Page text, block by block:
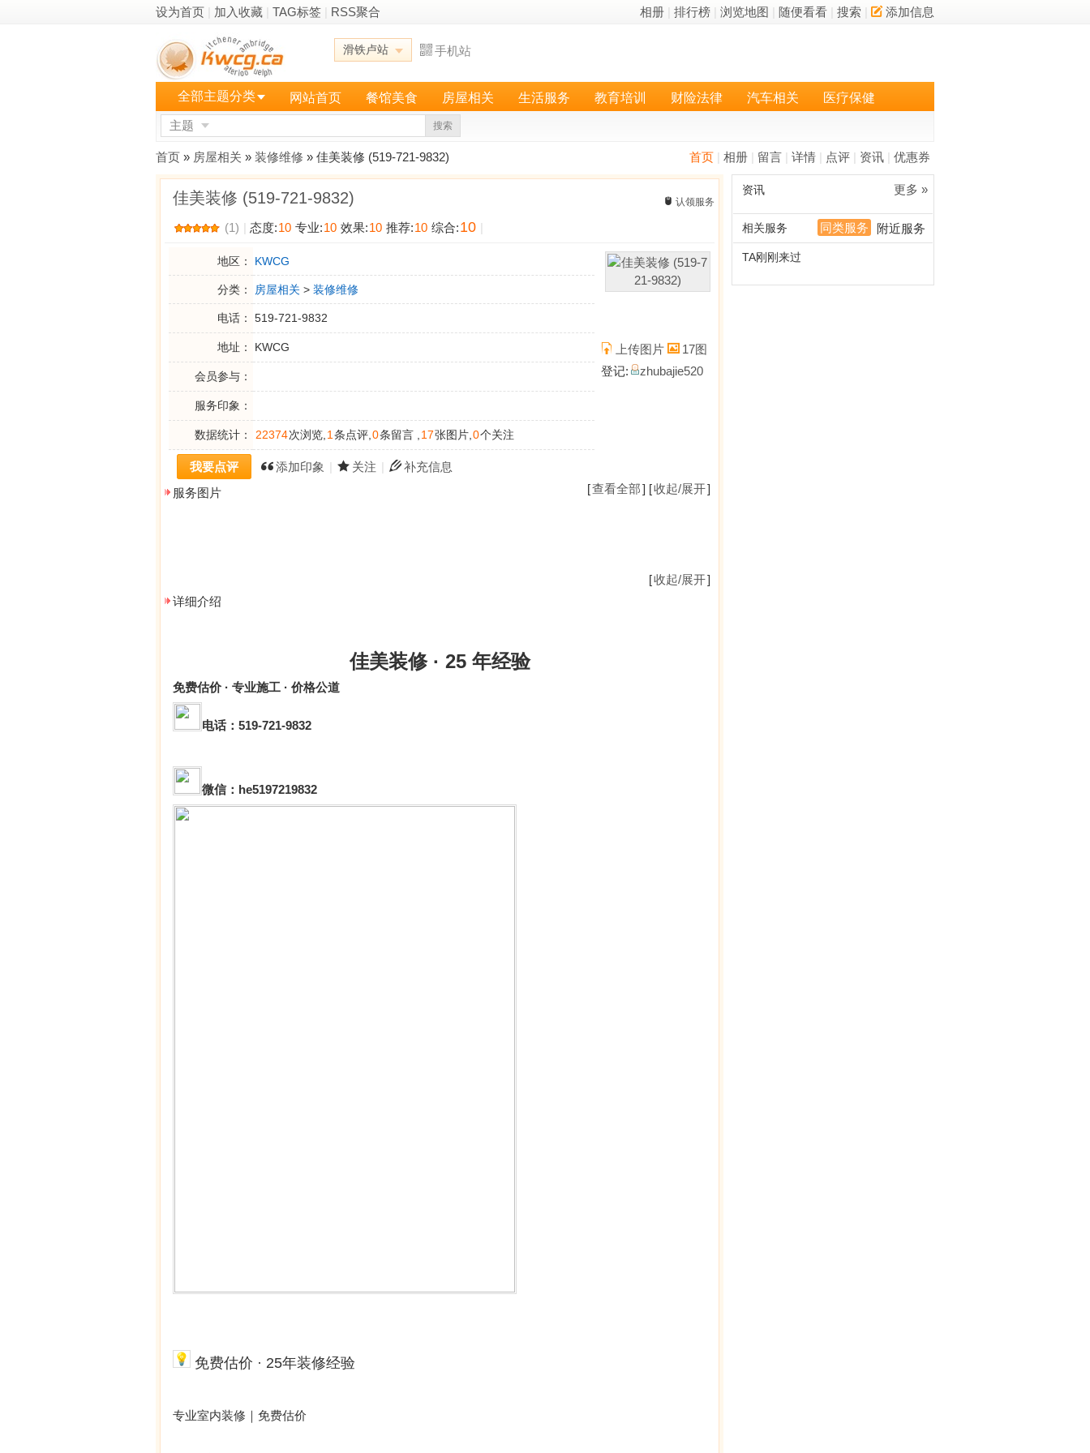
设为首页 加入收藏 TAG标签 RSS聚合 相册 排行榜 浏览地图 随便看看 搜索 添加信息
滑铁卢站 手机站
全部主题分类 网站首页 餐馆美食 房屋相关 生活服务 教育培训 财险法律 汽车相关 医疗保健
主题 搜索
首页 相册 留言 详情 点评 资讯 优惠券
首页 » 房屋相关 » 装修维修 » 佳美装修 (519-721-9832)
佳美装修 (519-721-9832) 认领服务
(1) 态度:10 专业:10 效果:10 推荐:10 综合:10
地区： KWCG
分类： 房屋相关 > 装修维修
电话： 519-721-9832
地址： KWCG
会员参与：
服务印象：
数据统计： 22374次浏览, 1 条点评, 0条留言 , 17张图片, 0个关注
我要点评 添加印象 关注 补充信息
上传图片
17图
登记:
zhubajie520
[查看全部] [收起/展开]
服务图片
[收起/展开]
详细介绍
佳美装修 · 25 年经验
免费估价 · 专业施工 · 价格公道
电话：519-721-9832
微信：he5197219832
免费估价 · 25年装修经验
专业室内装修｜免费估价
更多 »
资讯
同类服务 附近服务
相关服务
TA刚刚来过